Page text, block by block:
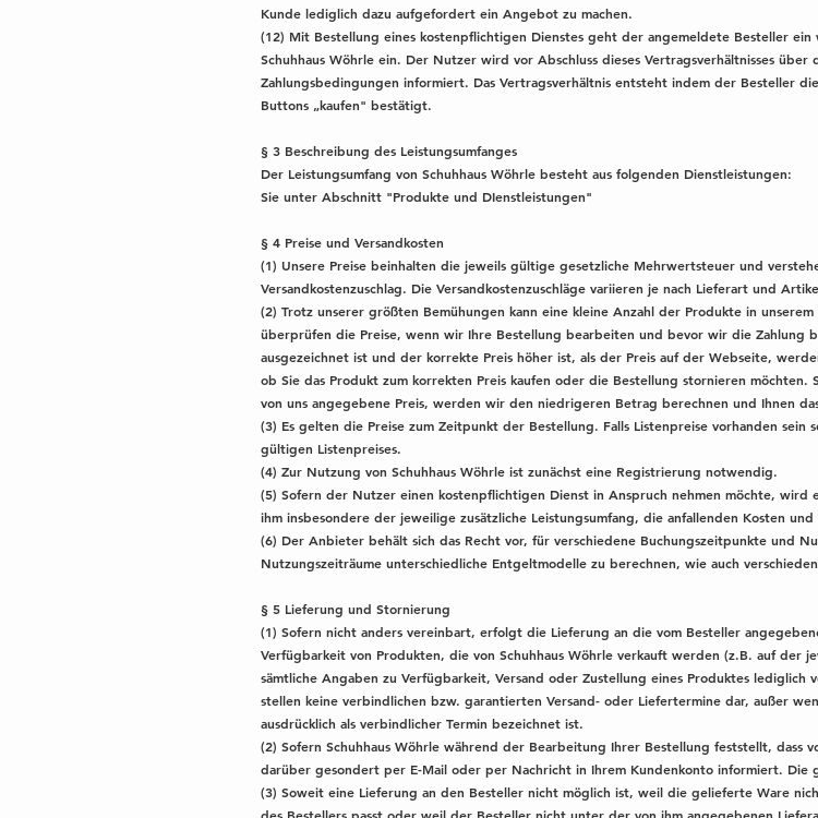
Kunde lediglich dazu aufgefordert ein Angebot zu machen.
(12) Mit Bestellung eines kostenpflichtigen Dienstes geht der angemeldete Besteller
Schuhhaus Wöhrle ein. Der Nutzer wird vor Abschluss dieses Vertragsverhältnisses
Zahlungsbedingungen informiert. Das Vertragsverhältnis entsteht indem der Besteller
Buttons „kaufen" bestätigt.
§ 3 Beschreibung des Leistungsumfanges
Der Leistungsumfang von Schuhhaus Wöhrle besteht aus folgenden Dienstleistungen:
Sie unter Abschnitt "Produkte und DIenstleistungen"
§ 4 Preise und Versandkosten
(1) Unsere Preise beinhalten die jeweils gültige gesetzliche Mehrwertsteuer und
Versandkostenzuschlag. Die Versandkostenzuschläge variieren je nach Lieferart und
(2) Trotz unserer größten Bemühungen kann eine kleine Anzahl der Produkte in
überprüfen die Preise, wenn wir Ihre Bestellung bearbeiten und bevor wir die Zahlung
ausgezeichnet ist und der korrekte Preis höher ist, als der Preis auf der Webseite,
ob Sie das Produkt zum korrekten Preis kaufen oder die Bestellung stornieren
von uns angegebene Preis, werden wir den niedrigeren Betrag berechnen und Ihnen
(3) Es gelten die Preise zum Zeitpunkt der Bestellung. Falls Listenpreise vorhanden
gültigen Listenpreises.
(4) Zur Nutzung von Schuhhaus Wöhrle ist zunächst eine Registrierung notwendig.
(5) Sofern der Nutzer einen kostenpflichtigen Dienst in Anspruch nehmen möchte,
ihm insbesondere der jeweilige zusätzliche Leistungsumfang, die anfallenden Kosten
(6) Der Anbieter behält sich das Recht vor, für verschiedene Buchungszeitpunkte und
Nutzungszeiträume unterschiedliche Entgeltmodelle zu berechnen, wie auch
§ 5 Lieferung und Stornierung
(1) Sofern nicht anders vereinbart, erfolgt die Lieferung an die vom Besteller
Verfügbarkeit von Produkten, die von Schuhhaus Wöhrle verkauft werden (z.B. auf der
sämtliche Angaben zu Verfügbarkeit, Versand oder Zustellung eines Produktes
stellen keine verbindlichen bzw. garantierten Versand- oder Liefertermine dar, außer
ausdrücklich als verbindlicher Termin bezeichnet ist.
(2) Sofern Schuhhaus Wöhrle während der Bearbeitung Ihrer Bestellung feststellt,
darüber gesondert per E-Mail oder per Nachricht in Ihrem Kundenkonto informiert. Die
(3) Soweit eine Lieferung an den Besteller nicht möglich ist, weil die gelieferte Ware